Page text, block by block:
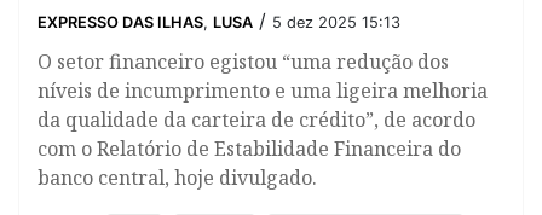
EXPRESSO DAS ILHAS, LUSA / 5 dez 2025 15:13
O setor financeiro egistou “uma redução dos
níveis de incumprimento e uma ligeira melhoria
da qualidade da carteira de crédito”, de acordo
com o Relatório de Estabilidade Financeira do
banco central, hoje divulgado.